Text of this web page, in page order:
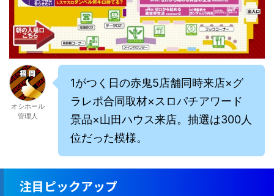
オシホール
管理人
1がつく日の赤鬼5店舗同時来店×グ
ラレポ合同取材×スロパチアワード
景品×山田ハウス来店。抽選は300人
位だった模様。
注目ピックアップ